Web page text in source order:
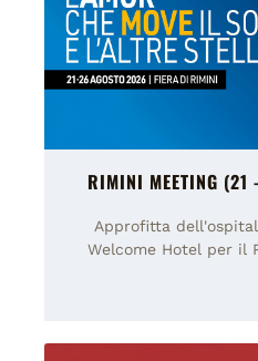
RIMINI MEETING
Approfitta
Welcome Hotel per il